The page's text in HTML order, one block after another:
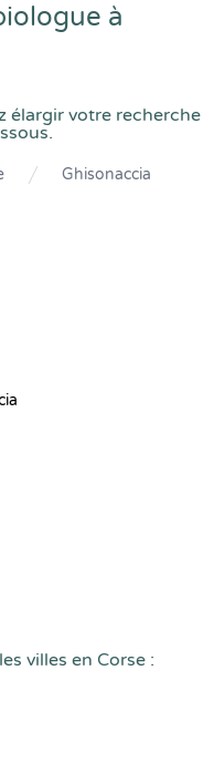
à
élargir votre recherche
Ghisonaccia
villes en Corse :